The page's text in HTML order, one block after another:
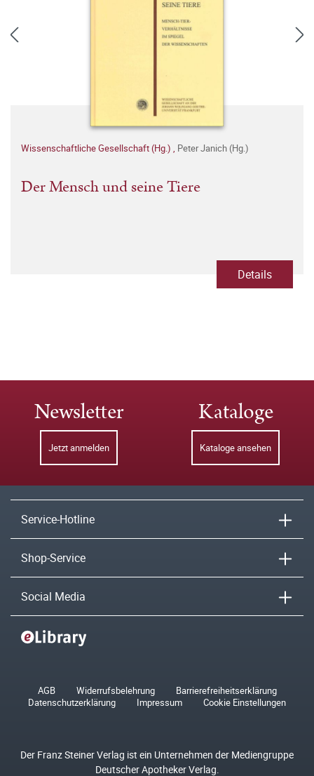
Wissenschaftliche Gesellschaft (Hg.) , Peter Janich (Hg.)
Der Mensch und seine Tiere
Details
Newsletter
Jetzt anmelden
Kataloge
Kataloge ansehen
Service-Hotline
Shop-Service
Social Media
AGB Widerrufsbelehrung
Barrierefreiheitserklärung
Datenschutzerklärung
Impressum Cookie Einstellungen
Der Franz Steiner Verlag ist ein Unternehmen der Mediengruppe
Deutscher Apotheker Verlag.